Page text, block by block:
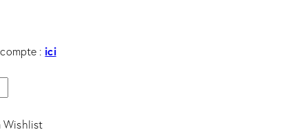
: ici
Wishlist